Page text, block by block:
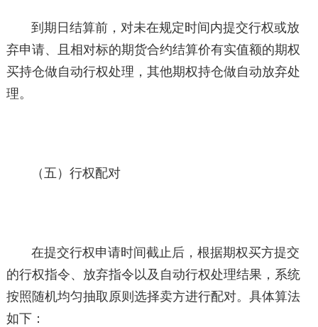
到期日结算前，对未在规定时间内提交行权或放
弃申请、且相对标的期货合约结算价有实值额的期权
买持仓做自动行权处理，其他期权持仓做自动放弃处
理。
（五）行权配对
在提交行权申请时间截止后，根据期权买方提交
的行权指令、放弃指令以及自动行权处理结果，系统
按照随机均匀抽取原则选择卖方进行配对。具体算法
如下：